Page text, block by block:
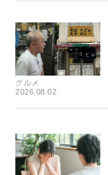
グルメ
2026.08.02